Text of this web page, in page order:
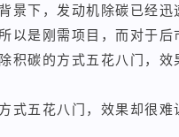
景下，发动机除碳已经
以是刚需项目，而对于
积碳的方式五花八门，效
式五花八门，效果却很难